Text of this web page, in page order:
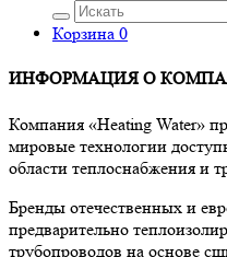
Корзина 0
ИНФОРМАЦИЯ О
Компания «Heating Water»
мировые технологии
области теплоснабжения и
Бренды отечественных и
предварительно
трубопроводов на основе